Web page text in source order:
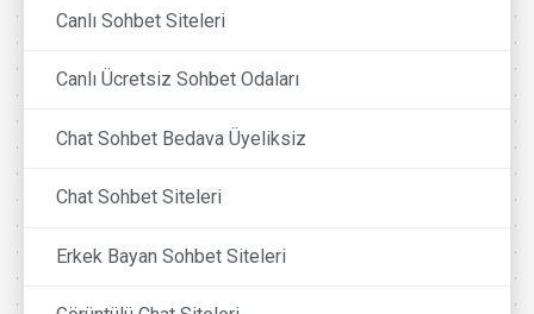
Canlı Sohbet Siteleri
Canlı Ücretsiz Sohbet Odaları
Chat Sohbet Bedava Üyeliksiz
Chat Sohbet Siteleri
Erkek Bayan Sohbet Siteleri